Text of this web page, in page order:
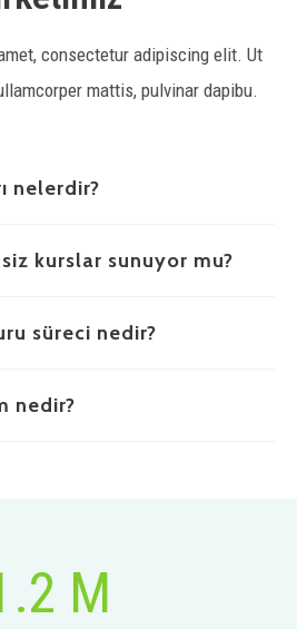
consectetur adipiscing elit. Ut
mattis, pulvinar dapibu.
nelerdir?
kurslar sunuyor mu?
süreci nedir?
nedir?
M